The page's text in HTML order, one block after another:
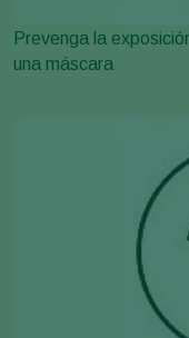
Prevenga la
una máscara